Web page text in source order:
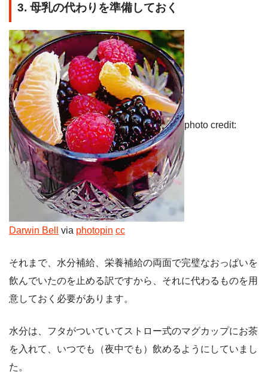
3. 母乳の代わりを準備しておく
photo credit:
Darwin Bell via photopin cc
それまで、水分補給、栄養補給の両面で完璧なおっぱいを
飲んでいたのを止める訳ですから、それに代わるものを用
意しておく必要があります。
水分は、フタがついていてストロー式のマグカップにお茶
を入れて、いつでも（夜中でも）飲めるようにしていまし
た。